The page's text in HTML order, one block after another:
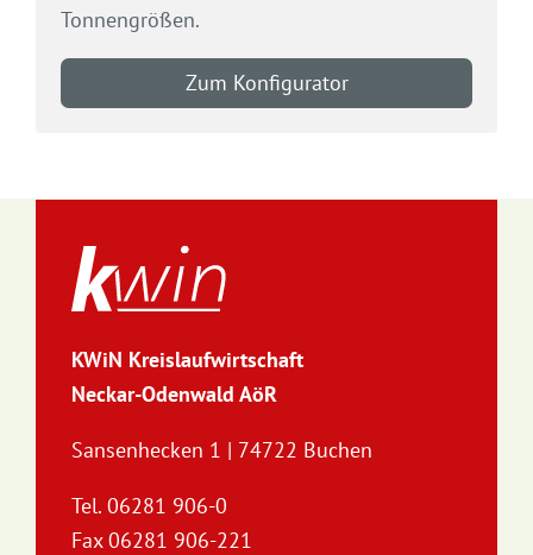
Tonnengrößen.
Zum Konfigurator
KWiN Kreislaufwirtschaft
Neckar-Odenwald AöR
Sansenhecken 1 | 74722 Buchen
Tel. 06281 906-0
Fax 06281 906-221